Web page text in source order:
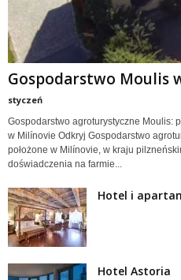
Gospodarstwo Moulis
styczeń
Gospodarstwo agroturystyczne Moulis:
w Milínovie Odkryj Gospodarstwo
położone w Milínovie, w kraju
doświadczenia na farmie...
Hotel i
Hotel Astoria